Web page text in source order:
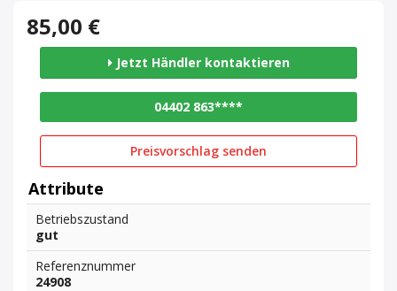
85,00 €
Jetzt Händler kontaktieren
04402 863****
Preisvorschlag senden
Attribute
Betriebszustand
gut
Referenznummer
24908